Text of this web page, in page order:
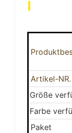
Artikel-NR.
Größe
Farbe
Paket